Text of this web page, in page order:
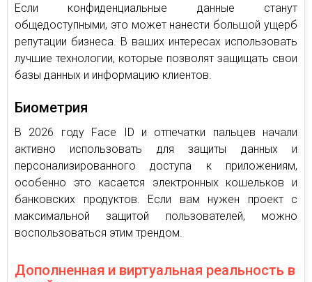
Если конфиденциальные данные станут
общедоступными, это может нанести большой ущерб
репутации бизнеса. В ваших интересах использовать
лучшие технологии, которые позволят защищать свои
базы данных и информацию клиентов.
Биометрия
В 2026 году Face ID и отпечатки пальцев начали
активно использовать для защиты данных и
персонализированного доступа к приложениям,
особенно это касается электронных кошельков и
банковских продуктов. Если вам нужен проект с
максимальной защитой пользователей, можно
воспользоваться этим трендом.
Дополненная и виртуальная реальность в